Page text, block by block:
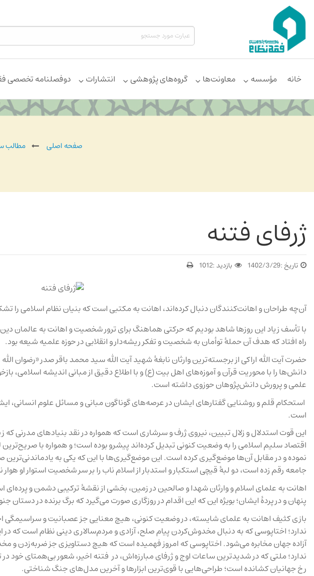
خانه مؤسسه معاونت‌ها گروه‌های پژوهشی انتشارات دوفصلنامه تخصصی
صفحه اصلی مطالب
ژرفای فتنه
تاریخ :1402/3/29 بازدید :1012
آن‌چه طراحان و اهانت‌کنندگان دنبال کرده‌‌اند، اهانت به مکتبی است که بنیان نظام اسلامی را
با تأسف زیاد این روزها شاهد بودیم که حرکتی هماهنگ برای ترور شخصیت و اهانت به عالمان
راه افتاد که هدف آن حملهٔ توأمان به شخصیت و تفکر ریشه‌دار و انقلابی در حوزه علمیه شیعه بود.
حضرت آیت الله اراکی از برجسته‌ترین وارثان نابغهٔ شهید آیت الله سید محمد باقر صدر «رضوان
دانش‌ها را با محوریت قرآن و آموزه‌‌های اهل بیت (ع) و با اطلاع دقیق از مبانی اندیشه اسلامی،
علمی و پرورش دانش‌پژوهان حوزوی داشته است.
استحکام قلم و روشنایی گفتارهای ایشان در عرصه‌های گوناگون مبانی و مسائل علوم انسانی،
است.
این قوت استدلال و زلال تبیین، نیروی ژرف و سرشاری است که همواره در نقد بنیادهای مدرنی
اقتصاد سلیم اسلامی را به وضعیت کنونی تبدیل کرده‌اند پیشرو بوده است؛ و همواره با
نموده و در مقابل آن‌ها موضع‌گیری کرده است. این موضع‌گیری‌ها با این که یکی به
جامعه رقم زده است، دو لبهٔ قیچی استکبار و استدبار از اسلام ناب را بر سر شخصیت استوار او
اهانت به علمای اسلام و وارثان شهدا و صالحین در زمین، بخشی از نقشهٔ ترکیبی دشمن و
پنهان و در پردهٔ ایشان؛ بویژه این که این اقدام در روزگاری صورت می‌گیرد که برگ برنده در دستان
بازی کثیف اهانت به علمای شایسته، در وضعیت کنونی، هیچ معنایی جز عصبانیت و سراسیمگی
ندارد؛ اختاپوسی که به دنبال مخدوش‌کردن پیام صلح، آزادی و مردم‌سالاری دینی نظام است که
آزاده جهان مخابره می‌شود. اختاپوسی که امروز فهمیده است که هیچ دستاویزی جز
ندارد؛ ملتی که در شدیدترین ساعات اوج و ژرفای مبارزه‌اش، در فتنه اخیر، شعور بی‌همتای خود
رخ جهانیان کشانده است؛ طراحی‌هایی با قوی‌ترین ابزارها و آخرین مدل‌های جنگ شناختی.